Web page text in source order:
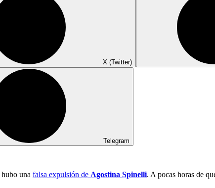
X (Twitter)
Telegram
hubo una falsa expulsión de Agostina Spinelli. A pocas horas de